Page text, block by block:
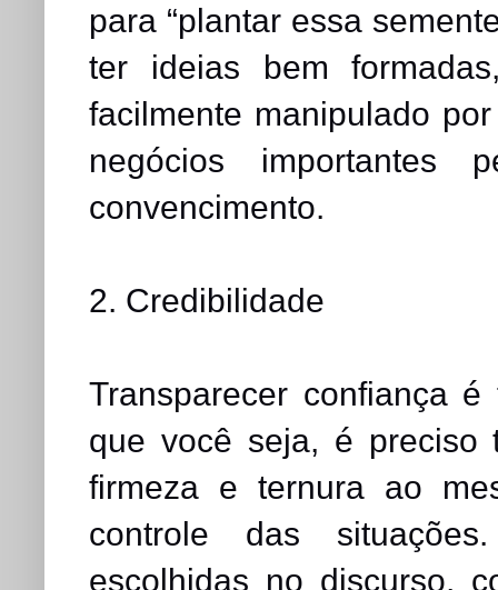
para “plantar essa
ter ideias bem
facilmente manipulado
negócios importantes
convencimento.
2. Credibilidade
Transparecer confiança
que você seja, é preciso
firmeza e ternura ao
controle das
escolhidas no discurso,